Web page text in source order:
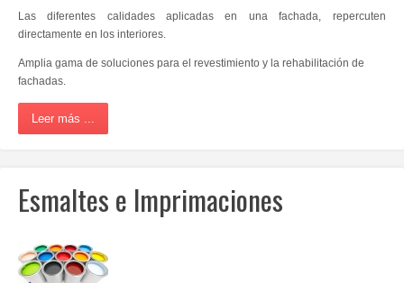
Las diferentes calidades aplicadas en una fachada, repercuten
directamente en los interiores.
Amplia gama de soluciones para el revestimiento y la rehabilitación de
fachadas.
Leer más ...
Esmaltes e Imprimaciones